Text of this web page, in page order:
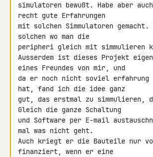
simulatoren bewußt. Habe aber
recht gute Erfahrungen
mit solchen Simmulatoren gemacht.
solchen wo man die
peripheri gleich mit simmulieren
Ausserdem ist dieses Projekt
eines Freundes von mir, und
da er noch nicht soviel erfahrung
hat, fand ich die idee ganz
gut, das erstmal zu simmulieren,
Gleich die ganze Schaltung
und Software per E-mail
mal was nicht geht.
Auch kriegt er die Bauteile nur
finanziert, wenn er eine